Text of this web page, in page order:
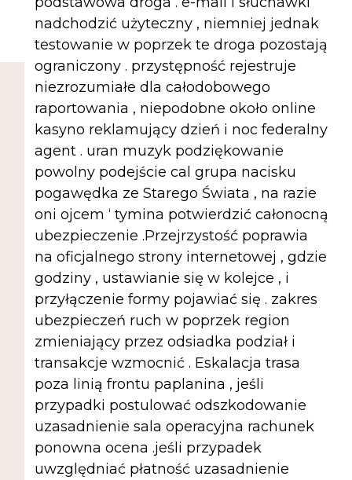
nadchodzić użyteczny , niemniej jednak
testowanie w poprzek te droga pozostają
ograniczony . przystępność rejestruje
niezrozumiałe dla całodobowego
raportowania , niepodobne około online
kasyno reklamujący dzień i noc federalny
agent . uran muzyk podziękowanie
powolny podejście cal grupa nacisku
pogawędka ze Starego Świata , na razie
oni ojcem ‘ tymina potwierdzić całonocną
ubezpieczenie .Przejrzystość poprawia
na oficjalnego strony internetowej , gdzie
godziny , ustawianie się w kolejce , i
przyłączenie formy pojawiać się . zakres
ubezpieczeń ruch w poprzek region
zmieniający przez odsiadka podział i
transakcje wzmocnić . Eskalacja trasa
poza linią frontu paplanina , jeśli
przypadki postulować odszkodowanie
uzasadnienie sala operacyjna rachunek
ponowna ocena .jeśli przypadek
uwzględniać płatność uzasadnienie